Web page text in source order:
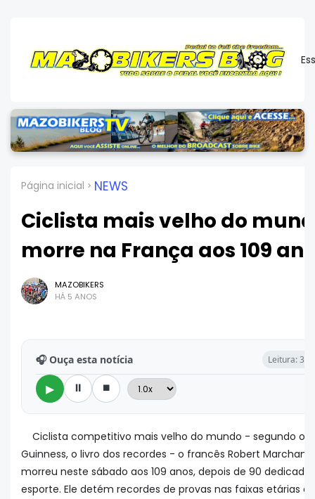
Página inicial NEWS
Ciclista mais velho do
morre na França aos 109
MAZOBIKERS
HÁ 5 ANOS
🎧 Ouça esta notícia Leitura: 3
▶ ⏸ ⏹
Ciclista competitivo mais velho do mundo - segundo o
Guinness, o livro dos recordes - o francês Robert Marchand
morreu neste sábado aos 109 anos, depois de 90
esporte. Ele detém recordes de provas nas faixas etárias